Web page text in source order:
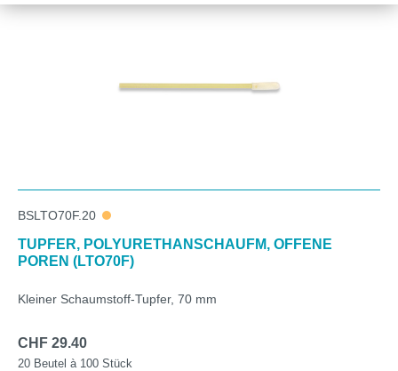
BSLTO70F.20
TUPFER, POLYURETHANSCHAUFM, OFFENE
POREN (LTO70F)
Kleiner Schaumstoff-Tupfer, 70 mm
CHF 29.40
20 Beutel à 100 Stück